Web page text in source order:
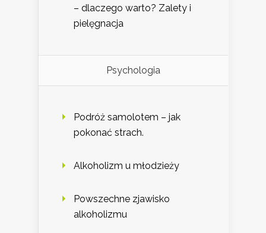
– dlaczego warto? Zalety i
pielęgnacja
Psychologia
Podróż samolotem – jak
pokonać strach.
Alkoholizm u młodzieży
Powszechne zjawisko
alkoholizmu